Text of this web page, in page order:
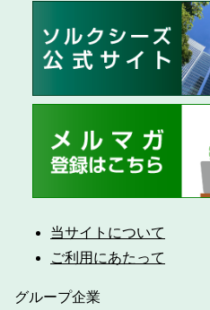
当サイトについて
ご利用にあたって
グループ企業